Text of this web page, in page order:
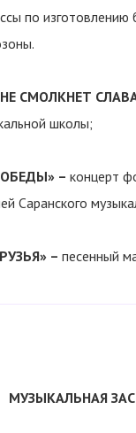
по
СМОЛКНЕТ
школы;
– концерт
Саранского
– песенный
МУЗЫКАЛЬНАЯ